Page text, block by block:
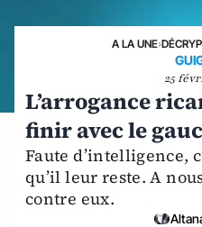
A LA UNE›
25
L’arrogance
finir avec le
Faute d’intelligence,
qu’il leur reste. A
contre eux.